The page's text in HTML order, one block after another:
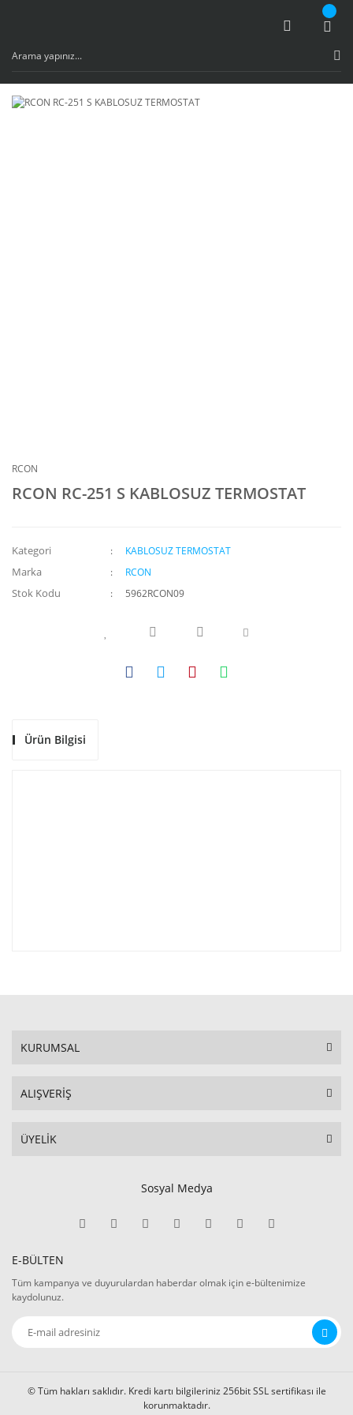
RCON
RCON RC-251 S KABLOSUZ TERMOSTAT
Kategori KABLOSUZ TERMOSTAT
Marka RCON
Stok Kodu 5962RCON09
Ürün Bilgisi
KURUMSAL
ALIŞVERİŞ
ÜYELİK
Sosyal Medya
E-BÜLTEN
Tüm kampanya ve duyurulardan haberdar olmak için e-bültenimize
kaydolunuz.
© Tüm hakları saklıdır. Kredi kartı bilgileriniz 256bit SSL sertifikası ile
korunmaktadır.